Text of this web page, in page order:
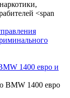
1400 евро и